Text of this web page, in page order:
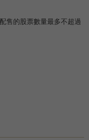
售的股票數量最多不超過